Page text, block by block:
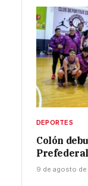
DEPORTES
Colón
Prefederal
9 de agosto